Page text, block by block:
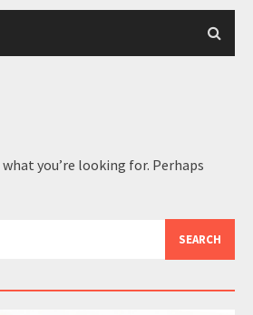
you’re looking for. Perhaps